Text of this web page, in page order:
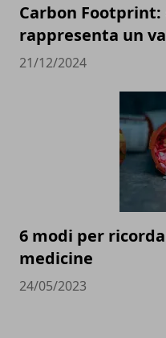
Carbon Footprint:
rappresenta un
21/12/2024
6 modi per
medicine
24/05/2023